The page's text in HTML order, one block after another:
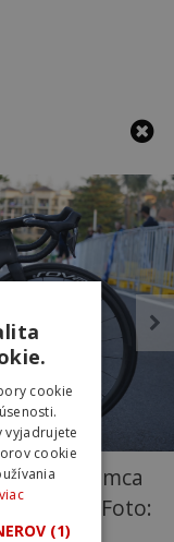
SL7 Remca
2022. Foto:
cookie
vyjadrujete
cookie
(1)